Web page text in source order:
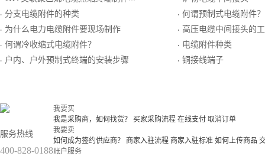
· 分支电缆附件的种类
· 为什么电力电缆附件要现场制作
· 何谓冷收缩式电缆附件？
· 户内、户外预制式终端的安装步骤
· 何谓预制式电缆附件？
· 高压电缆中间接头的
· 电缆附件种类
· 铜接线端子
服务热线
400-828-0188
我要买
我是采购商，如何找货？
买家采购流程 在线支付 取消订单
我要卖
如何成为签约供应商？
商家入驻流程 商家入驻标准 如何上传商品
账户服务